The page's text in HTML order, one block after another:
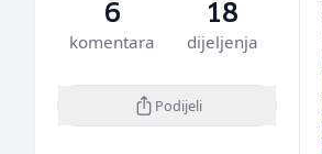
6
komentara
18
dijeljenja
Podijeli